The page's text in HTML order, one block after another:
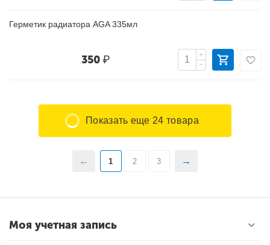
Герметик радиатора AGA 335мл
350₽
+
−
Показать еще 24 товара
1 2 3
Моя учетная запись